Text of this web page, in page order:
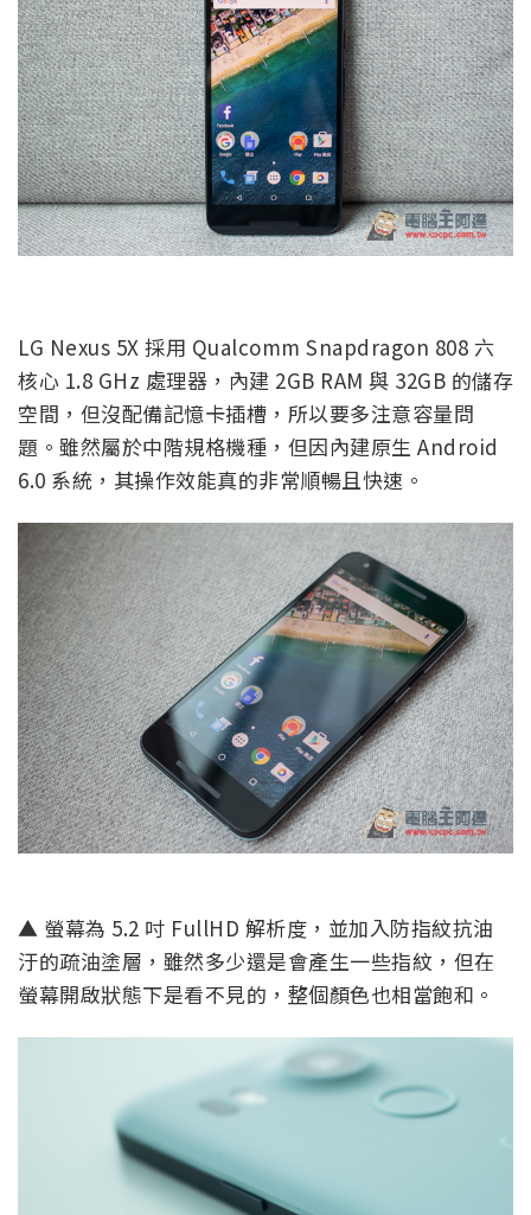
LG Nexus 5X 採用 Qualcomm Snapdragon 808 六
核心 1.8 GHz 處理器，內建 2GB RAM 與 32GB 的儲存
空間，但沒配備記憶卡插槽，所以要多注意容量問
題。雖然屬於中階規格機種，但因內建原生 Android
6.0 系統，其操作效能真的非常順暢且快速。
▲ 螢幕為 5.2 吋 FullHD 解析度，並加入防指紋抗油
汙的疏油塗層，雖然多少還是會產生一些指紋，但在
螢幕開啟狀態下是看不見的，整個顏色也相當飽和。